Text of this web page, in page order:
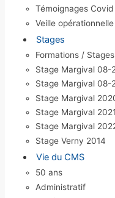
Témoignages Covid
Veille opérationnelle
Stages
Formations / Stages
Stage Margival 08-
Stage Margival 08-
Stage Margival
Stage Margival 2021
Stage Margival
Stage Verny 2014
Vie du CMS
50 ans
Administratif